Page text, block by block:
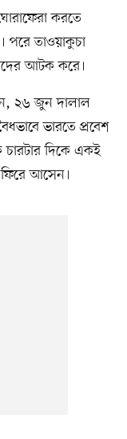
করতে
পরে তাওয়াকুচা
আটক করে।
২৬ জুন দালাল
ভারতে প্রবেশ
দিকে একই
আসেন।